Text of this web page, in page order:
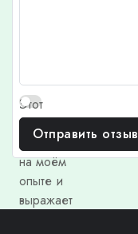
Этот
отзыв
основан
на моём
опыте и
выражает
Отправить отзыв